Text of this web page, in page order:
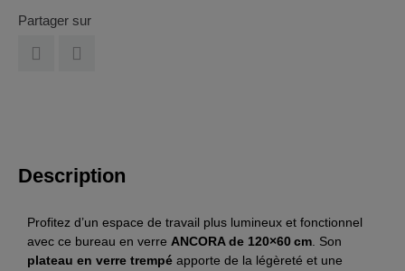
Partager sur
Description
Profitez d’un espace de travail plus lumineux et fonctionnel
avec ce bureau en verre ANCORA de 120×60 cm. Son
plateau en verre trempé apporte de la légèreté et une